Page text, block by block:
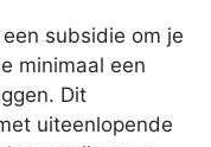
subsidie om je
minimaal een
Dit
uiteenlopende